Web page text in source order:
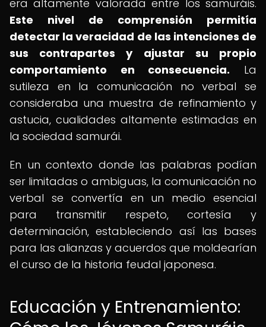
era altamente valorada entre los samuráis.
Este nivel de comprensión permitía
detectar la veracidad de las intenciones de
sus contrapartes y ajustar su propio
comportamiento en consecuencia. La
sutileza en la comunicación no verbal se
consideraba una muestra de refinamiento y
astucia, cualidades altamente estimadas en
la sociedad samurái.
En un contexto donde las palabras podían
ser limitadas o ambiguas, la comunicación no
verbal se convertía en un medio esencial
para transmitir respeto, cortesía y
determinación, estableciendo así las bases
para las alianzas y acuerdos que moldearían
el curso de la historia feudal japonesa.
Educación y Entrenamiento: